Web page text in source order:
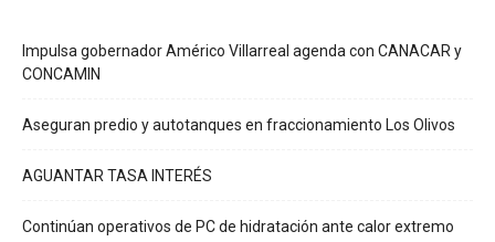
Impulsa gobernador Américo Villarreal agenda con CANACAR y
CONCAMIN
Aseguran predio y autotanques en fraccionamiento Los Olivos
AGUANTAR TASA INTERÉS
Continúan operativos de PC de hidratación ante calor extremo